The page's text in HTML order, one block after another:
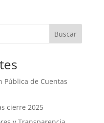
Buscar
Pública de Cuentas
cierre 2025